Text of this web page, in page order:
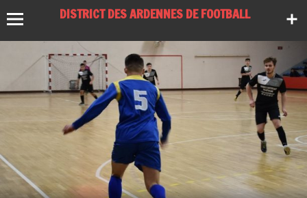
DISTRICT DES ARDENNES DE FOOTBALL